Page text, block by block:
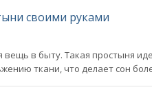
своими руками
в быту. Такая простыня
ткани, что делает сон